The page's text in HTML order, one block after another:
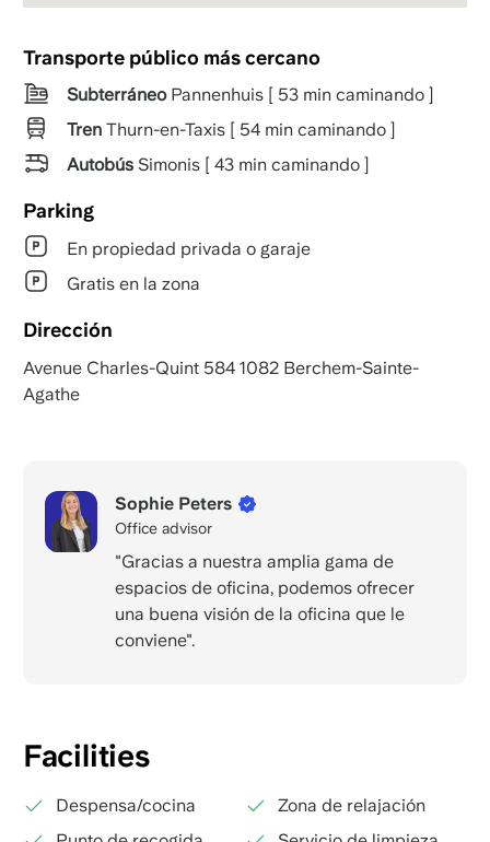
Transporte público más cercano
SubterráneoPannenhuis [ 53 min caminando ]
TrenThurn-en-Taxis [ 54 min caminando ]
AutobúsSimonis [ 43 min caminando ]
Parking
En propiedad privada o garaje
Gratis en la zona
Dirección
Avenue Charles-Quint 584 1082 Berchem-Sainte-
Agathe
Sophie Peters
Office advisor
"Gracias a nuestra amplia gama de
espacios de oficina, podemos ofrecer
una buena visión de la oficina que le
conviene".
Facilities
Despensa/cocina
Zona de relajación